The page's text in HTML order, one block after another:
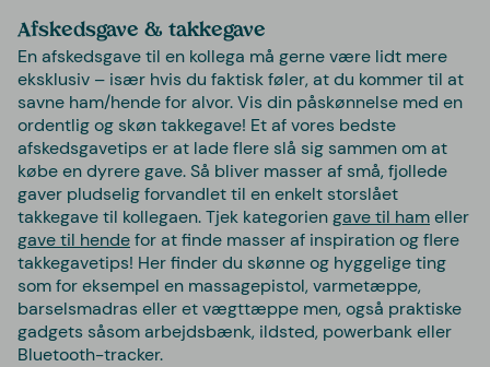
Afskedsgave & takkegave
En afskedsgave til en kollega må gerne være lidt mere
eksklusiv – især hvis du faktisk føler, at du kommer til at
savne ham/hende for alvor. Vis din påskønnelse med en
ordentlig og skøn takkegave! Et af vores bedste
afskedsgavetips er at lade flere slå sig sammen om at
købe en dyrere gave. Så bliver masser af små, fjollede
gaver pludselig forvandlet til en enkelt storslået
takkegave til kollegaen. Tjek kategoriengave til hameller
gave til hendefor at finde masser af inspiration og flere
takkegavetips! Her finder du skønne og hyggelige ting
som for eksempel en massagepistol, varmetæppe,
barselsmadras eller et vægttæppe men, også praktiske
gadgets såsom arbejdsbænk, ildsted, powerbank eller
Bluetooth-tracker.